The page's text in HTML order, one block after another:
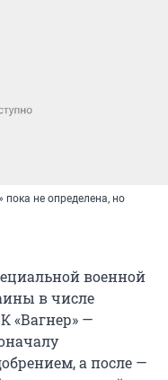
пока не определена, но
военной
в числе
«Вагнер» —
а после —